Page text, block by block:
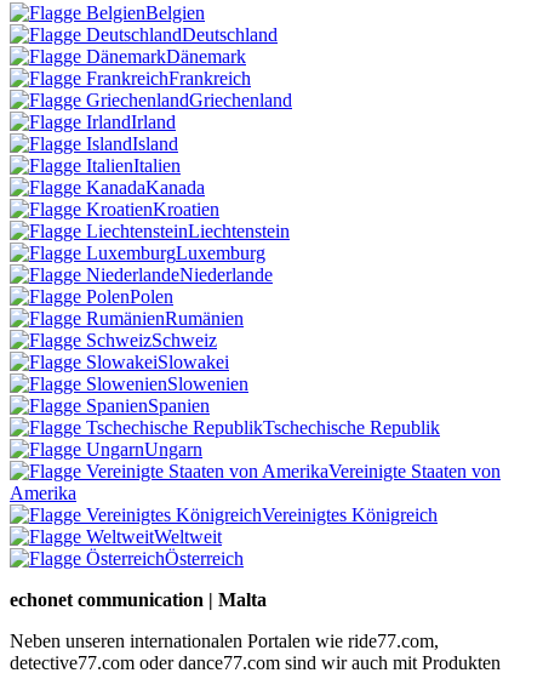
Belgien
Deutschland
Dänemark
Frankreich
Griechenland
Irland
Island
Italien
Kanada
Kroatien
Liechtenstein
Luxemburg
Niederlande
Polen
Rumänien
Schweiz
Slowakei
Slowenien
Spanien
Tschechische Republik
Ungarn
Vereinigte Staaten von
Amerika
Vereinigtes Königreich
Weltweit
Österreich
echonet communication | Malta
Neben unseren internationalen Portalen wie ride77.com,
detective77.com oder dance77.com sind wir auch mit Produkten